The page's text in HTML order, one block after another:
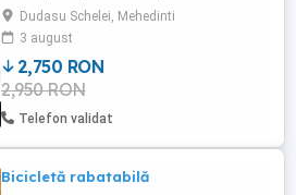
luat în portbagaj la mașină super adusă
din Anglia are în jur de 500 kl parcurși deci
este nouă
Dudasu Schelei, Mehedinti
3 august
2,750 RON
2,950 RON
Telefon validat
Bicicletă rabatabilă